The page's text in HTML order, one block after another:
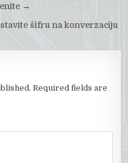
→
šifru na konverzaciju
Required fields are